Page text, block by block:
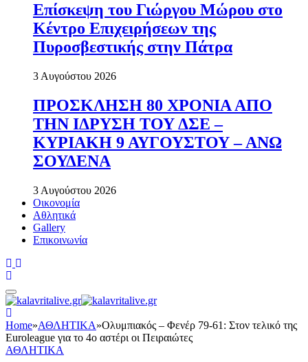
Επίσκεψη του Γιώργου Μώρου στο
Κέντρο Επιχειρήσεων της
Πυροσβεστικής στην Πάτρα
3 Αυγούστου 2026
ΠΡΟΣΚΛΗΣΗ 80 ΧΡΟΝΙΑ ΑΠΟ
ΤΗΝ ΙΔΡΥΣΗ ΤΟΥ ΔΣΕ –
ΚΥΡΙΑΚΗ 9 ΑΥΓΟΥΣΤΟΥ – ΑΝΩ
ΣΟΥΔΕΝΑ
3 Αυγούστου 2026
Οικονομία
Αθλητικά
Gallery
Επικοινωνία
Home»ΑΘΛΗΤΙΚΑ»Ολυμπιακός – Φενέρ 79-61: Στον τελικό της
Euroleague για το 4ο αστέρι οι Πειραιώτες
ΑΘΛΗΤΙΚΑ